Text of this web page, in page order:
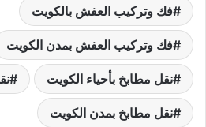
فك وتركيب العفش بالكويت
فك وتركيب العفش بمدن الكويت
نقل مطابخ بأحياء الكويت
نقل مطابخ بمدن الكويت